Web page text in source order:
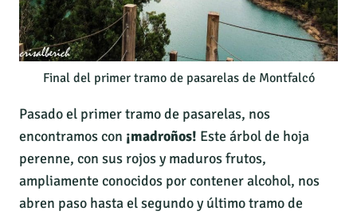
Final del primer tramo de pasarelas de Montfalcó
Pasado el primer tramo de pasarelas, nos
encontramos con ¡madroños! Este árbol de hoja
perenne, con sus rojos y maduros frutos,
ampliamente conocidos por contener alcohol, nos
abren paso hasta el segundo y último tramo de